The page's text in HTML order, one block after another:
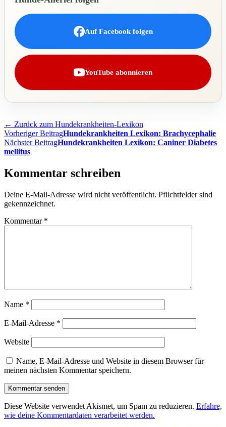
Auf Facebook folgen
YouTube abonnieren
← Zurück zum Hundekrankheiten-Lexikon
Beitragsnavigation
Vorheriger BeitragHundekrankheiten Lexikon: Brachycephalie
Nächster BeitragHundekrankheiten Lexikon: Caniner Diabetes
mellitus
Kommentar schreiben
Deine E-Mail-Adresse wird nicht veröffentlicht. Pflichtfelder sind
gekennzeichnet.
Kommentar *
Name *
E-Mail-Adresse *
Website
Name, E-Mail-Adresse und Website in diesem Browser für
meinen nächsten Kommentar speichern.
Diese Website verwendet Akismet, um Spam zu reduzieren. Erfahre,
wie deine Kommentardaten verarbeitet werden.